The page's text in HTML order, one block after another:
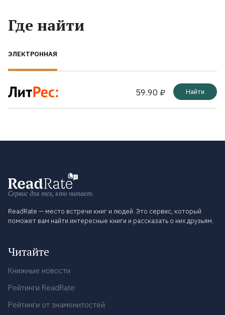
Где найти
ЭЛЕКТРОННАЯ
59.90 ₽ Найти
Сервис для тех, кто читает.
ReadRate — место встречи книг и людей. Это сервис, который
поможет вам найти интересные книги и рассказать о них друзьям.
Читайте
Книжные новости
Рейтинги ReadRate
Рейтинги от знаменитостей